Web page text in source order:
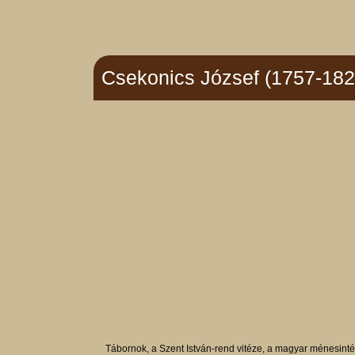
Csekonics József (1757-
Tábornok, a Szent István-rend vitéze, a magyar